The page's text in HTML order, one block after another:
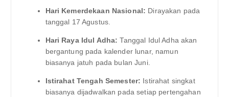
Hari Kemerdekaan Nasional: Dirayakan pada
tanggal 17 Agustus.
Hari Raya Idul Adha: Tanggal Idul Adha akan
bergantung pada kalender lunar, namun
biasanya jatuh pada bulan Juni.
Istirahat Tengah Semester: Istirahat singkat
biasanya dijadwalkan pada setiap pertengahan